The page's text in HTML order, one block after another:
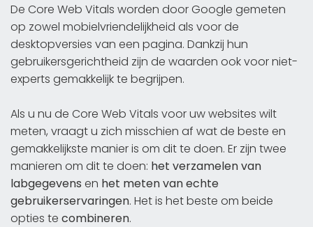
De Core Web Vitals worden door Google gemeten
op zowel mobielvriendelijkheid als voor de
desktopversies van een pagina. Dankzij hun
gebruikersgerichtheid zijn de waarden ook voor niet-
experts gemakkelijk te begrijpen.
Als u nu de Core Web Vitals voor uw websites wilt
meten, vraagt u zich misschien af wat de beste en
gemakkelijkste manier is om dit te doen. Er zijn twee
manieren om dit te doen: het verzamelen van
labgegevens en het meten van echte
gebruikerservaringen. Het is het beste om beide
opties te combineren.